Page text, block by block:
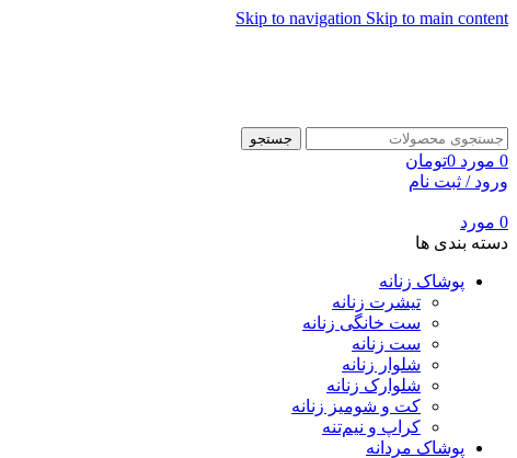
Skip to navigation Skip to main content
جستجو
0 مورد 0تومان
ورود / ثبت نام
0 مورد
دسته بندی ها
پوشاک زنانه
تیشرت زنانه
ست خانگی زنانه
ست زنانه
شلوار زنانه
شلوارک زنانه
کت و شومیز زنانه
کراپ و نیم‌تنه
پوشاک مردانه